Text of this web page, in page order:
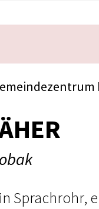
Sprachrohr,